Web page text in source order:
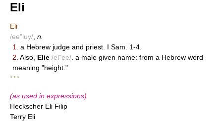
Eli
Eli
/ee"luy/ n.
1.
a Hebrew judge and priest. I Sam. 1-4.
2. Also, Elie /el"ee/ . a male given name: from a Hebrew word
meaning "height."
* * *
(as used in expressions)
Heckscher Eli Filip
Terry Eli